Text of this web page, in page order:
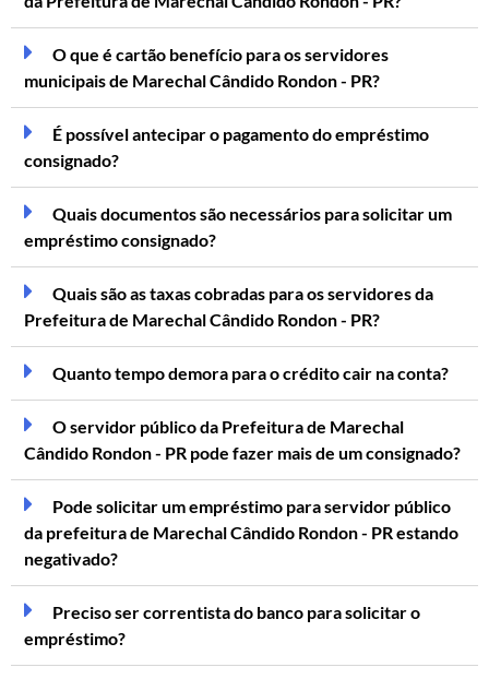
O que é cartão benefício para os servidores
municipais de Marechal Cândido Rondon - PR?
É possível antecipar o pagamento do empréstimo
consignado?
Quais documentos são necessários para solicitar um
empréstimo consignado?
Quais são as taxas cobradas para os servidores da
Prefeitura de Marechal Cândido Rondon - PR?
Quanto tempo demora para o crédito cair na conta?
O servidor público da Prefeitura de Marechal
Cândido Rondon - PR pode fazer mais de um consignado?
Pode solicitar um empréstimo para servidor público
da prefeitura de Marechal Cândido Rondon - PR estando
negativado?
Preciso ser correntista do banco para solicitar o
empréstimo?